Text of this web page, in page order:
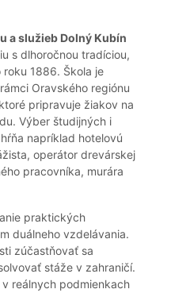
a služieb Dolný Kubín
s dlhoročnou tradíciou,
1886. Škola je
Oravského regiónu
pripravuje žiakov na
Výber študijných i
napríklad hotelovú
operátor drevárskej
pracovníka, murára
praktických
duálneho vzdelávania.
zúčastňovať sa
stáže v zahraničí.
reálnych podmienkach